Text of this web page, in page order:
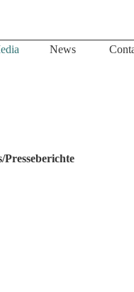
News
Presseberichte